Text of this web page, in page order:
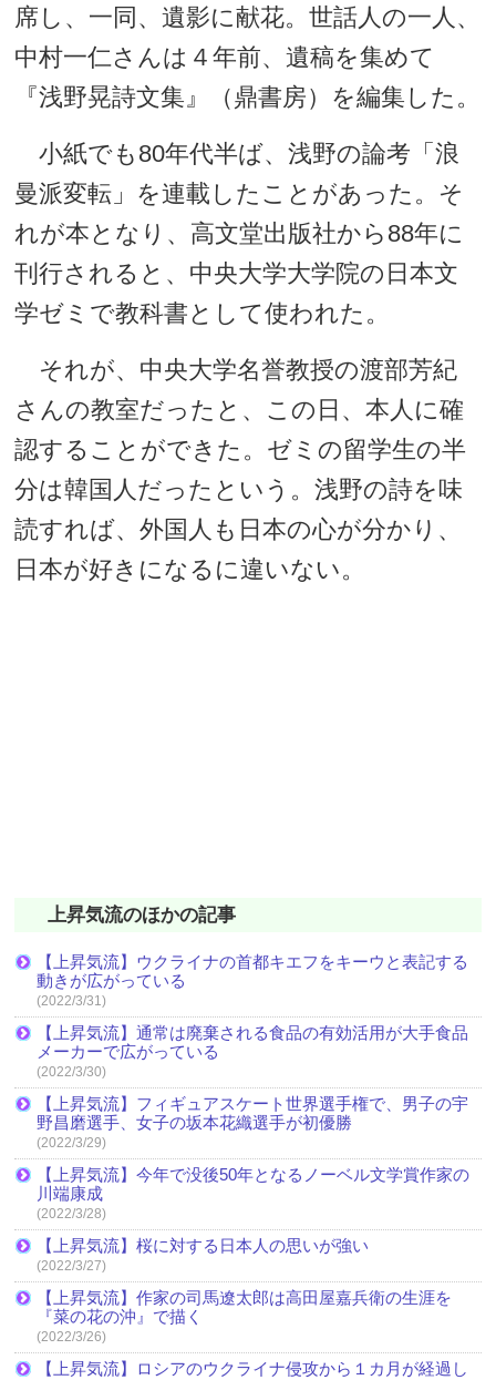
席し、一同、遺影に献花。世話人の一人、
中村一仁さんは４年前、遺稿を集めて
『浅野晃詩文集』（鼎書房）を編集した。
小紙でも80年代半ば、浅野の論考「浪
曼派変転」を連載したことがあった。そ
れが本となり、高文堂出版社から88年に
刊行されると、中央大学大学院の日本文
学ゼミで教科書として使われた。
それが、中央大学名誉教授の渡部芳紀
さんの教室だったと、この日、本人に確
認することができた。ゼミの留学生の半
分は韓国人だったという。浅野の詩を味
読すれば、外国人も日本の心が分かり、
日本が好きになるに違いない。
上昇気流のほかの記事
【上昇気流】ウクライナの首都キエフをキーウと表記する
動きが広がっている
(2022/3/31)
【上昇気流】通常は廃棄される食品の有効活用が大手食品
メーカーで広がっている
(2022/3/30)
【上昇気流】フィギュアスケート世界選手権で、男子の宇
野昌磨選手、女子の坂本花織選手が初優勝
(2022/3/29)
【上昇気流】今年で没後50年となるノーベル文学賞作家の
川端康成
(2022/3/28)
【上昇気流】桜に対する日本人の思いが強い
(2022/3/27)
【上昇気流】作家の司馬遼太郎は高田屋嘉兵衛の生涯を
『菜の花の沖』で描く
(2022/3/26)
【上昇気流】ロシアのウクライナ侵攻から１カ月が経過し